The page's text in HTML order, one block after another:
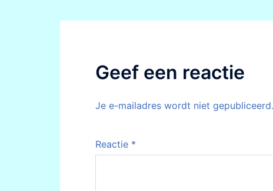
Geef een reactie
Je e-mailadres wordt niet gepubliceerd.
Reactie *